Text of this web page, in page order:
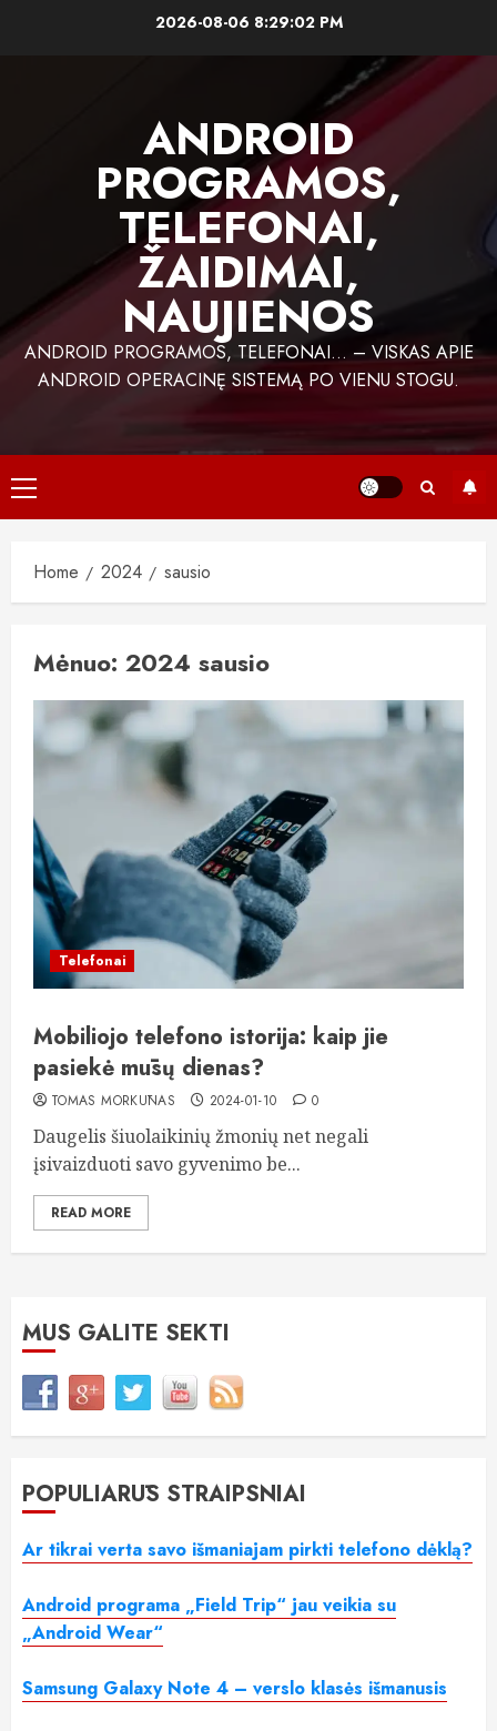
2026-08-06 8:29:02 PM
ANDROID
PROGRAMOS,
TELEFONAI,
ŽAIDIMAI,
NAUJIENOS
ANDROID PROGRAMOS, TELEFONAI… – VISKAS APIE
ANDROID OPERACINĘ SISTEMĄ PO VIENU STOGU.
Primary
Menu
Home 2024 sausio
Mėnuo: 2024 sausio
Telefonai
Mobiliojo telefono istorija: kaip jie
pasiekė mūsų dienas?
TOMAS MORKŪNAS 2024-01-10 0
Daugelis šiuolaikinių žmonių net negali
įsivaizduoti savo gyvenimo be...
READ MORE
MUS GALITE SEKTI
POPULIARŪS STRAIPSNIAI
Ar tikrai verta savo išmaniajam pirkti telefono dėklą?
Android programa „Field Trip“ jau veikia su
„Android Wear“
Samsung Galaxy Note 4 – verslo klasės išmanusis